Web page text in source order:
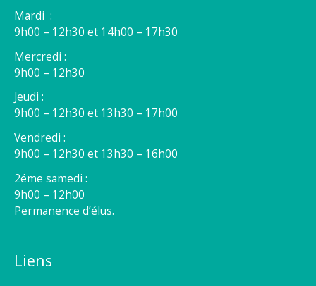
Mardi :
9h00 – 12h30 et 14h00 – 17h30
Mercredi :
9h00 – 12h30
Jeudi :
9h00 – 12h30 et 13h30 – 17h00
Vendredi :
9h00 – 12h30 et 13h30 – 16h00
2éme samedi :
9h00 – 12h00
Permanence d’élus.
Liens